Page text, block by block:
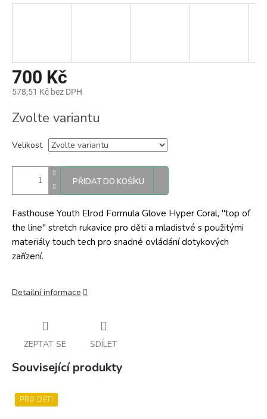
700 Kč
578,51 Kč bez DPH
cena:
Zvolte variantu
Velikost
PŘIDAT DO KOŠÍKU
Fasthouse Youth Elrod Formula Glove Hyper Coral, "top of
the line" stretch rukavice pro děti a mladistvé s použitými
materiály touch tech pro snadné ovládání dotykových
zařízení.
Detailní informace
ZEPTAT SE SDÍLET
Související produkty
PRO DĚTI